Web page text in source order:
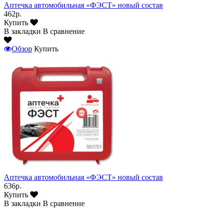
Аптечка автомобильная «ФЭСТ» новый состав
462р.
Купить
В закладки В сравнение
Обзор Купить
Аптечка автомобильная «ФЭСТ» новый состав
636р.
Купить
В закладки В сравнение